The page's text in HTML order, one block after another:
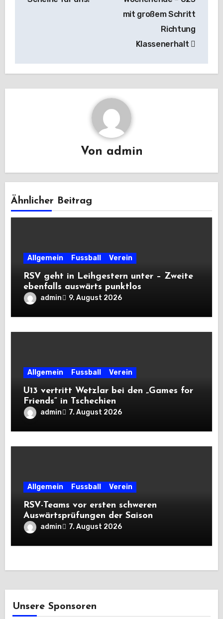
mit großem Schritt
Richtung
Klassenerhalt
Von admin
Ähnlicher Beitrag
Allgemein Fussball Verein
RSV geht in Leihgestern unter – Zweite
ebenfalls auswärts punktlos
admin 9. August 2026
Allgemein Fussball Verein
U13 vertritt Wetzlar bei den „Games for
Friends“ in Tschechien
admin 7. August 2026
Allgemein Fussball Verein
RSV-Teams vor ersten schweren
Auswärtsprüfungen der Saison
admin 7. August 2026
Unsere Sponsoren